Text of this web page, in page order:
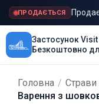
ПРОДАЄТЬСЯ
Застосунок Visit
Безкоштовно
Головна /
Варення з